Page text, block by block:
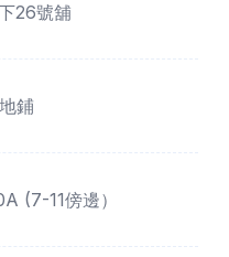
26號舖
鋪
(7-11傍邊）